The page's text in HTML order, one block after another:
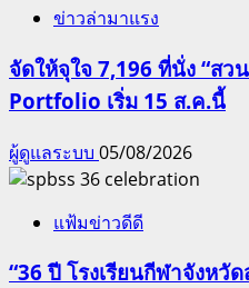
ข่าวล่ามาแรง
จัดให้จุใจ 7,196 ที่นั่ง “สว
Portfolio เริ่ม 15 ส.ค.นี้
ผู้ดูแลระบบ 05/08/2026
แฟ้มข่าวดีดี
“36 ปี โรงเรียนกีฬาจังหวั